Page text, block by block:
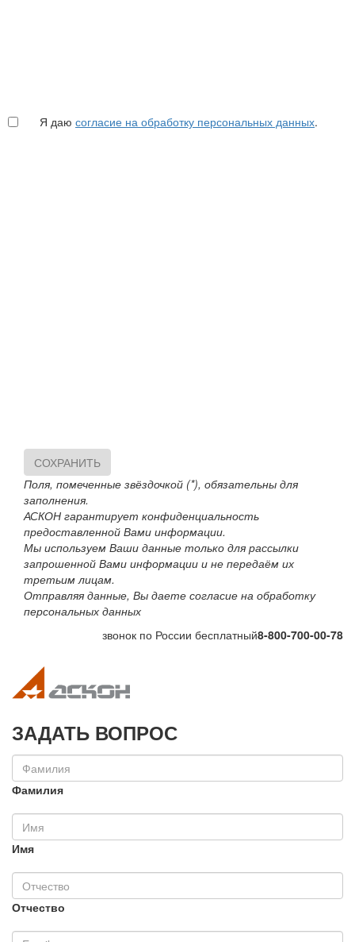
Я даю согласие на обработку персональных данных.
СОХРАНИТЬ
Поля, помеченные звёздочкой (*), обязательны для
заполнения.
АСКОН гарантирует конфиденциальность
предоставленной Вами информации.
Мы используем Ваши данные только для рассылки
запрошенной Вами информации и не передаём их
третьим лицам.
Отправляя данные, Вы даете согласие на обработку
персональных данных
звонок по России бесплатный8-800-700-00-78
ЗАДАТЬ ВОПРОС
Фамилия
Имя
Отчество